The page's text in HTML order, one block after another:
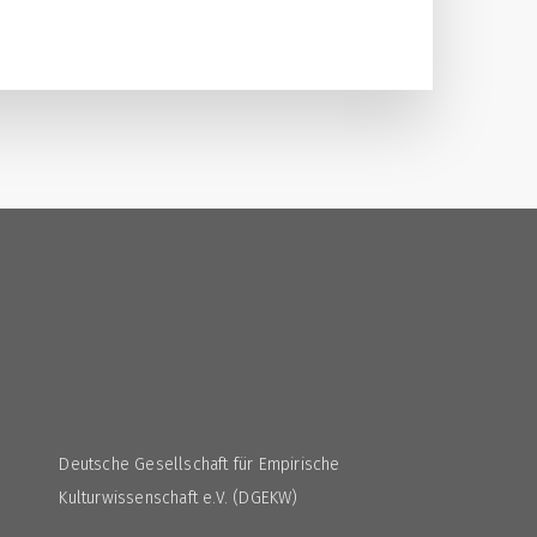
Deutsche Gesellschaft für Empirische
Kulturwissenschaft e.V. (DGEKW)